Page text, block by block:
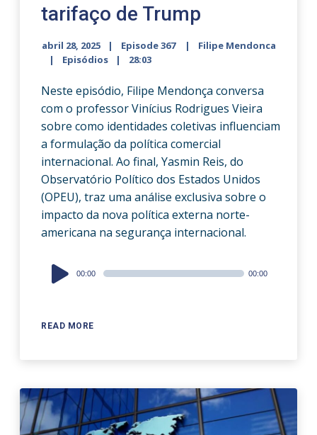
tarifaço de Trump
abril 28, 2025 Episode 367
Filipe Mendonca
Episódios
28:03
Neste episódio, Filipe Mendonça conversa
com o professor Vinícius Rodrigues Vieira
sobre como identidades coletivas influenciam
a formulação da política comercial
internacional. Ao final, Yasmin Reis, do
Observatório Político dos Estados Unidos
(OPEU), traz uma análise exclusiva sobre o
impacto da nova política externa norte-
americana na segurança internacional.
READ MORE
Audio
Player
00:00 00:00